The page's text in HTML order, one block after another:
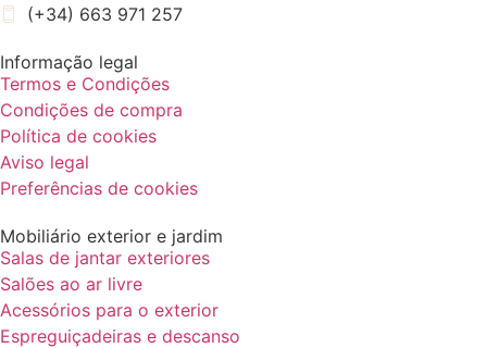
(+34) 663 971 257
Informação legal
Termos e Condições
Condições de compra
Política de cookies
Aviso legal
Preferências de cookies
Mobiliário exterior e jardim
Salas de jantar exteriores
Salões ao ar livre
Acessórios para o exterior
Espreguiçadeiras e descanso